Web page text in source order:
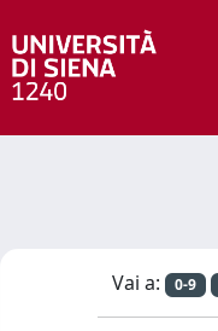
Vai a: 0-9